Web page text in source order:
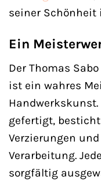
seiner Schönheit
Ein
Der Thomas Sabo
ist ein wahres
gefertigt,
Verzierungen
Verarbeitung.
sorgfältig